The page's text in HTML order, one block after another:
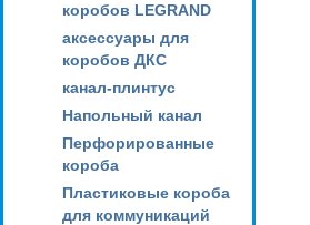
коробов LEGRAND
аксессуары для
коробов ДКС
канал-плинтус
Напольный канал
Перфорированные
короба
Пластиковые короба
для коммуникаций